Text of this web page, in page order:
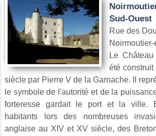
Sud-Ouest
Rue des
Le
été
siècle par Pierre V de la Garnache. Il
le symbole de l'autorité et de la
forteresse gardait le port et la ville.
habitants lors des nombreuses
anglaise au XIV et XV siècle, des